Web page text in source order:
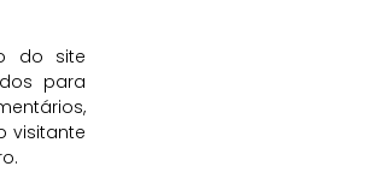
do site
para
visitante